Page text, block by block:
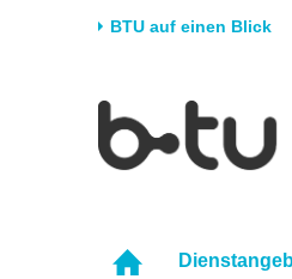
BTU auf einen Blick
Universität
Karriere & Engagement